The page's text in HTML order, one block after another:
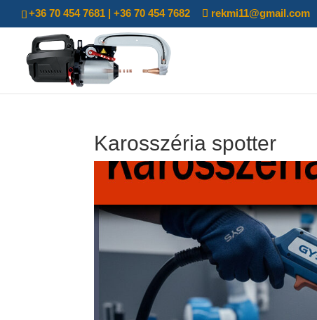
+36 70 454 7681 | +36 70 454 7682 rekmi11@gmail.com
Karosszéria spotter